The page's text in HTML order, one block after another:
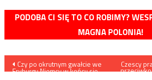
PODOBA CI SIĘ TO CO ROBIMY?
MAGNA POLONIA!
Nawigacja
Czy po okrutnym gwałcie we
Fryburgu Niemcy w końcu się
Czescy